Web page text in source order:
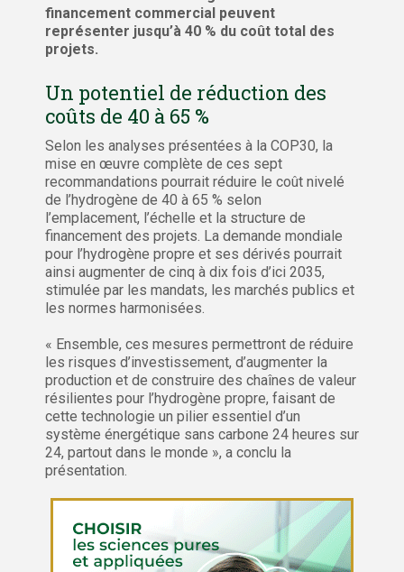
financement commercial peuvent
représenter jusqu’à 40 % du coût total des
projets.
Un potentiel de réduction des
coûts de 40 à 65 %
Selon les analyses présentées à la COP30, la
mise en œuvre complète de ces sept
recommandations pourrait réduire le coût nivelé
de l’hydrogène de 40 à 65 % selon
l’emplacement, l’échelle et la structure de
financement des projets. La demande mondiale
pour l’hydrogène propre et ses dérivés pourrait
ainsi augmenter de cinq à dix fois d’ici 2035,
stimulée par les mandats, les marchés publics et
les normes harmonisées.
« Ensemble, ces mesures permettront de réduire
les risques d’investissement, d’augmenter la
production et de construire des chaînes de valeur
résilientes pour l’hydrogène propre, faisant de
cette technologie un pilier essentiel d’un
système énergétique sans carbone 24 heures sur
24, partout dans le monde », a conclu la
présentation.